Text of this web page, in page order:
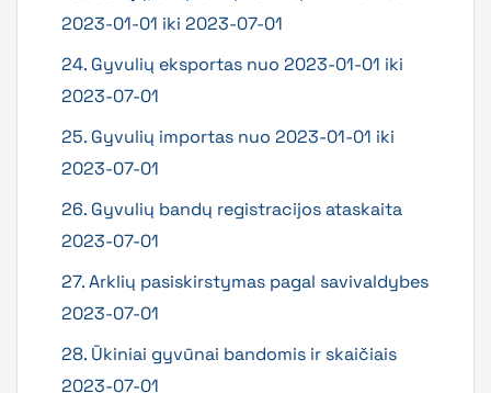
2023-01-01 iki 2023-07-01
24. Gyvulių eksportas nuo 2023-01-01 iki
2023-07-01
25. Gyvulių importas nuo 2023-01-01 iki
2023-07-01
26. Gyvulių bandų registracijos ataskaita
2023-07-01
27. Arklių pasiskirstymas pagal savivaldybes
2023-07-01
28. Ūkiniai gyvūnai bandomis ir skaičiais
2023-07-01